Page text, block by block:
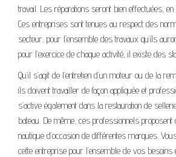
travail. Les réparations seront bien effectuées,
Ces entreprises sont tenues au respect des
secteur, pour l’ensemble des travaux qu’ils
pour l’exercice de chaque activité, il existe des
Qu’il s’agit de l’entretien d’un moteur ou de la
ils doivent travailler de façon appliquée et
s’active également dans la restauration de
bateau. De même, ces professionnels
nautique d’occasion de différentes marques.
cette entreprise pour l’ensemble de vos besoins